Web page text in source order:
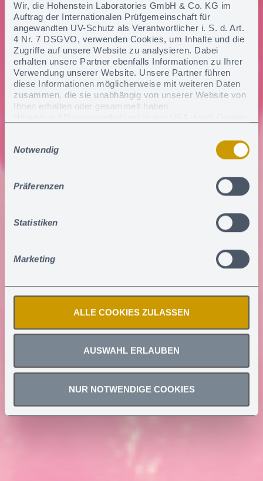
Wir, die Hohenstein Laboratories GmbH & Co. KG im
Auftrag der Internationalen Prüfgemeinschaft für
angewandten UV-Schutz als Verantwortlicher i. S. d. Art.
4 Nr. 7 DSGVO, verwenden Cookies, um Inhalte und die
Zugriffe auf unsere Website zu analysieren. Dabei
erhalten unsere Partner ebenfalls Informationen zu Ihrer
Verwendung unserer Website. Unsere Partner führen
diese Informationen möglicherweise mit weiteren Daten
zusammen, die sie unabhängig von unserer Website von
Ihnen erhalten oder gesammelt haben.
Sie zudem ein, dass ihre Daten i.S.v. Art. 49 Abs. 1 S. 1
lit. a) DSGVO in den USA verarbeitet werden dürfen. Die
USA gelten nach derzeitiger Rechtslage als Land mit
Risiko, dass Ihre Daten durch US-Behörden, zu Kontroll-
und zu Überwachungszwecken, verarbeitet werden.
vorzugehen.
Sie können erteilte Einwilligungen jederzeit
Notwendig
Präferenzen
Statistiken
Marketing
ALLE COOKIES ZULASSEN
AUSWAHL ERLAUBEN
NUR NOTWENDIGE COOKIES